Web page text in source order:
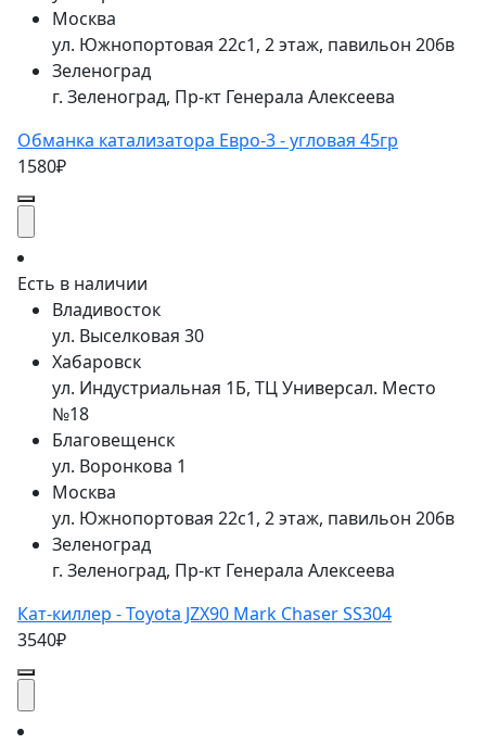
Москва
ул. Южнопортовая 22с1, 2 этаж, павильон 206в
Зеленоград
г. Зеленоград, Пр-кт Генерала Алексеева
Обманка катализатора Евро-3 - угловая 45гр
1580₽
Есть в наличии
Владивосток
ул. Выселковая 30
Хабаровск
ул. Индустриальная 1Б, ТЦ Универсал. Место
№18
Благовещенск
ул. Воронкова 1
Москва
ул. Южнопортовая 22с1, 2 этаж, павильон 206в
Зеленоград
г. Зеленоград, Пр-кт Генерала Алексеева
Кат-киллер - Toyota JZX90 Mark Chaser SS304
3540₽